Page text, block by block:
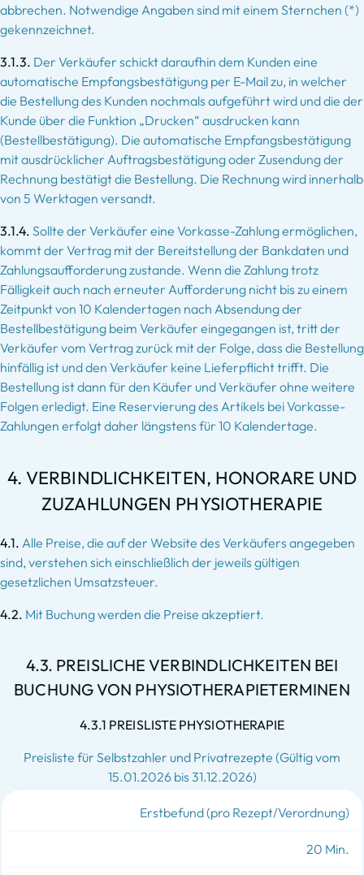
abbrechen. Notwendige Angaben sind mit einem Sternchen (*)
gekennzeichnet.
3.1.3. Der Verkäufer schickt daraufhin dem Kunden eine
automatische Empfangsbestätigung per E-Mail zu, in welcher
die Bestellung des Kunden nochmals aufgeführt wird und die der
Kunde über die Funktion „Drucken“ ausdrucken kann
(Bestellbestätigung). Die automatische Empfangsbestätigung
mit ausdrücklicher Auftragsbestätigung oder Zusendung der
Rechnung bestätigt die Bestellung. Die Rechnung wird innerhalb
von 5 Werktagen versandt.
3.1.4. Sollte der Verkäufer eine Vorkasse-Zahlung ermöglichen,
kommt der Vertrag mit der Bereitstellung der Bankdaten und
Zahlungsaufforderung zustande. Wenn die Zahlung trotz
Fälligkeit auch nach erneuter Aufforderung nicht bis zu einem
Zeitpunkt von 10 Kalendertagen nach Absendung der
Bestellbestätigung beim Verkäufer eingegangen ist, tritt der
Verkäufer vom Vertrag zurück mit der Folge, dass die Bestellung
hinfällig ist und den Verkäufer keine Lieferpflicht trifft. Die
Bestellung ist dann für den Käufer und Verkäufer ohne weitere
Folgen erledigt. Eine Reservierung des Artikels bei Vorkasse-
Zahlungen erfolgt daher längstens für 10 Kalendertage.
4. VERBINDLICHKEITEN, HONORARE UND
ZUZAHLUNGEN PHYSIOTHERAPIE
4.1. Alle Preise, die auf der Website des Verkäufers angegeben
sind, verstehen sich einschließlich der jeweils gültigen
gesetzlichen Umsatzsteuer.
4.2. Mit Buchung werden die Preise akzeptiert.
4.3. PREISLICHE VERBINDLICHKEITEN BEI
BUCHUNG VON PHYSIOTHERAPIETERMINEN
4.3.1 PREISLISTE PHYSIOTHERAPIE
Preisliste für Selbstzahler und Privatrezepte (Gültig vom
15.01.2026 bis 31.12.2026)
Erstbefund (pro Rezept/Verordnung)
20 Min.